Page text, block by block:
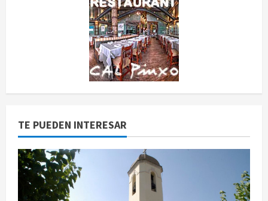
TE PUEDEN INTERESAR